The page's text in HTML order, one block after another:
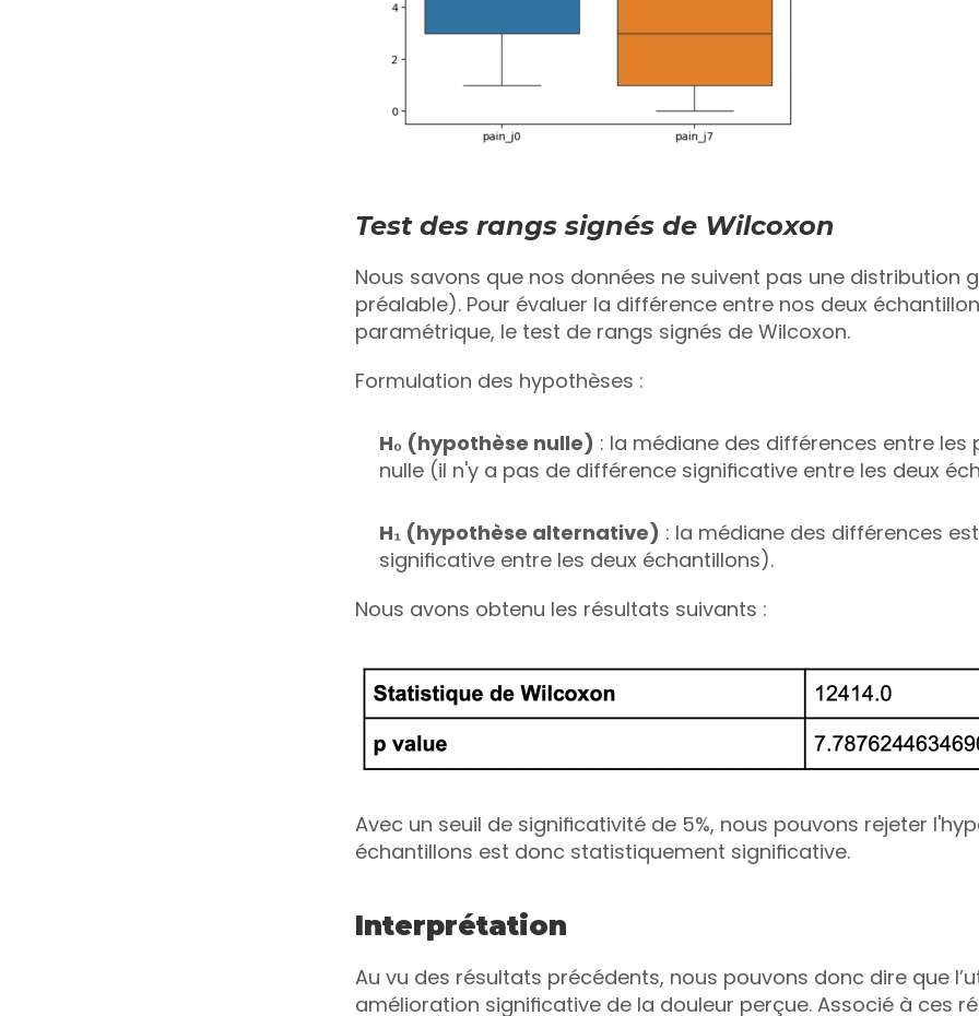
Test des rangs signés de Wilcoxon
Nous savons que nos données ne suivent pas une distribution
préalable). Pour évaluer la différence entre nos deux
paramétrique, le test de rangs signés de Wilcoxon.
Formulation des hypothèses :
H₀ (hypothèse nulle) : la médiane des différences entre
nulle (il n'y a pas de différence significative entre les deux
H₁ (hypothèse alternative) : la médiane des différences
significative entre les deux échantillons).
Nous avons obtenu les résultats suivants :
Avec un seuil de significativité de 5%, nous pouvons rejeter
échantillons est donc statistiquement significative.
Interprétation
Au vu des résultats précédents, nous pouvons donc dire que
amélioration significative de la douleur perçue. Associé à ces